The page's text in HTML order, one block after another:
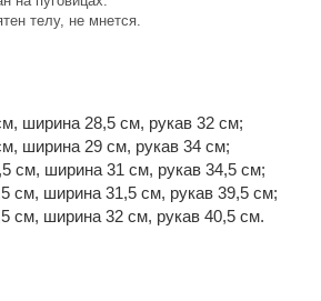
телу, не мнется.
ширина 28,5 см, рукав 32 см;
ширина 29 см, рукав 34 см;
см, ширина 31 см, рукав 34,5 см;
см, ширина 31,5 см, рукав 39,5 см;
см, ширина 32 см, рукав 40,5 см.